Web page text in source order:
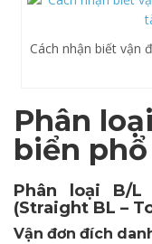
Cách nhận biết vận
Phân
biển
Phân loại B/
(Straight BL –
Vận đơn đích